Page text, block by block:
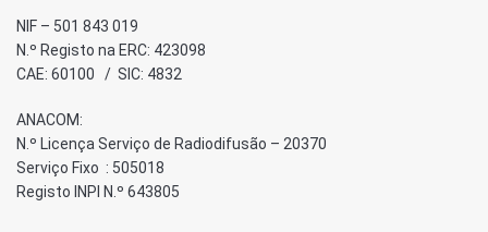
NIF – 501 843 019
N.º Registo na ERC: 423098
CAE: 60100 / SIC: 4832
ANACOM:
N.º Licença Serviço de Radiodifusão – 20370
Serviço Fixo : 505018
Registo INPI N.º 643805